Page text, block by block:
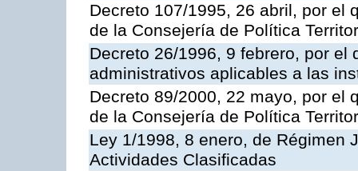
Decreto 107/1995, 26 abril, por el
de la Consejería de Política
Decreto 26/1996, 9 febrero, por
administrativos aplicables a las
Decreto 89/2000, 22 mayo, por el
de la Consejería de Política
Ley 1/1998, 8 enero, de Régimen
Actividades Clasificadas